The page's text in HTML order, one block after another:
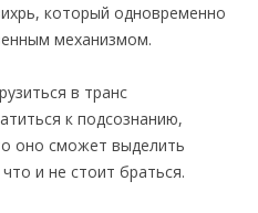
который одновременно
механизмом.
в транс
к подсознанию,
оно сможет выделить
и не стоит браться.